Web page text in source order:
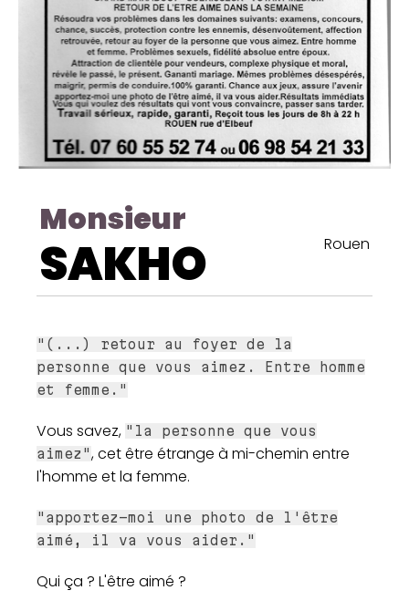
Monsieur
SAKHO Rouen
"(...) retour au foyer de la
personne que vous aimez. Entre homme
et femme."
Vous savez, "la personne que vous
aimez", cet être étrange à mi-chemin entre
l'homme et la femme.
"apportez-moi une photo de l'être
aimé, il va vous aider."
Qui ça ? L'être aimé ?